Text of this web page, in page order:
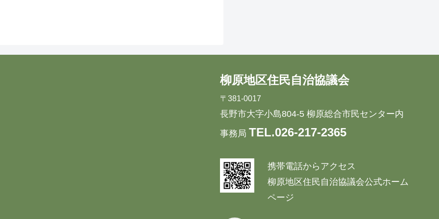
柳原地区住民自治協議会
〒381-0017
長野市大字小島804-5 柳原総合市民センター内
事務局 TEL.026-217-2365
携帯電話からアクセス
柳原地区住民自治協議会公式ホーム
ページ